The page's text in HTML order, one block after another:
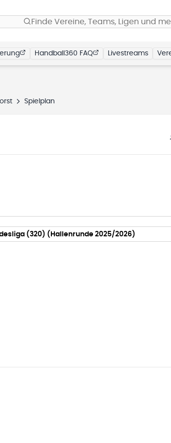
Finde Vereine, Teams, Ligen und
Handball360 FAQ Livestreams
Spielplan
(320) (Hallenrunde 2025/2026)